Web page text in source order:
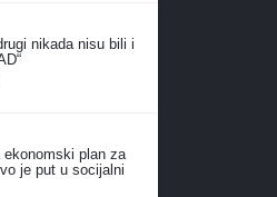
nikada nisu bili i
plan za
je put u socijalni